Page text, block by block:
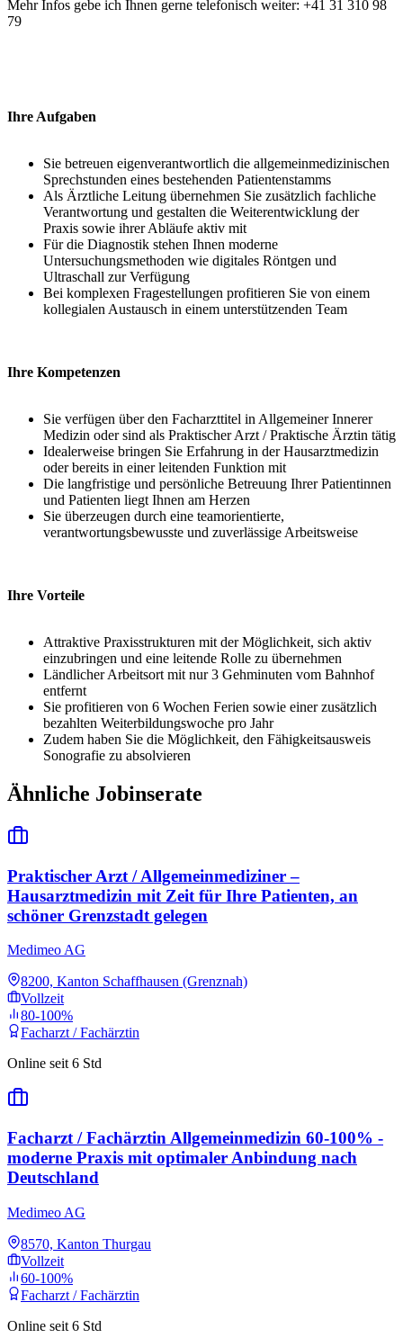
Mehr Infos gebe ich Ihnen gerne telefonisch weiter: +41 31 310 98
79
Ihre Aufgaben
Sie betreuen eigenverantwortlich die allgemeinmedizinischen
Sprechstunden eines bestehenden Patientenstamms
Als Ärztliche Leitung übernehmen Sie zusätzlich fachliche
Verantwortung und gestalten die Weiterentwicklung der
Praxis sowie ihrer Abläufe aktiv mit
Für die Diagnostik stehen Ihnen moderne
Untersuchungsmethoden wie digitales Röntgen und
Ultraschall zur Verfügung
Bei komplexen Fragestellungen profitieren Sie von einem
kollegialen Austausch in einem unterstützenden Team
Ihre Kompetenzen
Sie verfügen über den Facharzttitel in Allgemeiner Innerer
Medizin oder sind als Praktischer Arzt / Praktische Ärztin tätig
Idealerweise bringen Sie Erfahrung in der Hausarztmedizin
oder bereits in einer leitenden Funktion mit
Die langfristige und persönliche Betreuung Ihrer Patientinnen
und Patienten liegt Ihnen am Herzen
Sie überzeugen durch eine teamorientierte,
verantwortungsbewusste und zuverlässige Arbeitsweise
Ihre Vorteile
Attraktive Praxisstrukturen mit der Möglichkeit, sich aktiv
einzubringen und eine leitende Rolle zu übernehmen
Ländlicher Arbeitsort mit nur 3 Gehminuten vom Bahnhof
entfernt
Sie profitieren von 6 Wochen Ferien sowie einer zusätzlich
bezahlten Weiterbildungswoche pro Jahr
Zudem haben Sie die Möglichkeit, den Fähigkeitsausweis
Sonografie zu absolvieren
Ähnliche Jobinserate
Praktischer Arzt / Allgemeinmediziner –
Hausarztmedizin mit Zeit für Ihre Patienten, an
schöner Grenzstadt gelegen
Medimeo AG
8200, Kanton Schaffhausen (Grenznah)
Vollzeit
80-100%
Facharzt / Fachärztin
Online seit 6 Std
Facharzt / Fachärztin Allgemeinmedizin 60-100% -
moderne Praxis mit optimaler Anbindung nach
Deutschland
Medimeo AG
8570, Kanton Thurgau
Vollzeit
60-100%
Facharzt / Fachärztin
Online seit 6 Std